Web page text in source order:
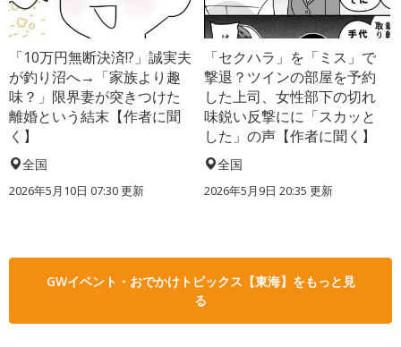
「10万円無断決済!?」誠実夫
が釣り沼へ→「家族より趣
味？」限界妻が突きつけた
離婚という結末【作者に聞
く】
全国
2026年5月10日 07:30 更新
「セクハラ」を「ミス」で
撃退？ツインの部屋を予約
した上司、女性部下の切れ
味鋭い反撃にに「スカッと
した」の声【作者に聞く】
全国
2026年5月9日 20:35 更新
GWイベント・おでかけトピックス【東海】をもっと見
る